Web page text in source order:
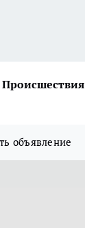
Происшествия
объявление